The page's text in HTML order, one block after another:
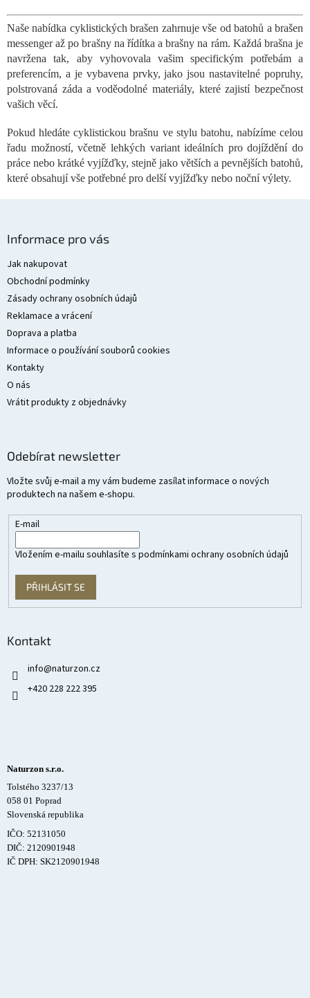
l
á
d
a
c
í
p
k
y
v
ý
Naše nabídka cyklistických brašen zahrnuje vše od batohů a brašen
messenger až po brašny na řídítka a brašny na rám. Každá brašna je
navržena tak, aby vyhovovala vašim specifickým potřebám a
preferencím, a je vybavena prvky, jako jsou nastavitelné popruhy,
polstrovaná záda a voděodolné materiály, které zajistí bezpečnost
vašich věcí.
Pokud hledáte cyklistickou brašnu ve stylu batohu, nabízíme celou
řadu možností, včetně lehkých variant ideálních pro dojíždění do
práce nebo krátké vyjížďky, stejně jako větších a pevnějších batohů,
které obsahují vše potřebné pro delší vyjížďky nebo noční výlety.
Informace pro vás
Jak nakupovat
Obchodní podmínky
Zásady ochrany osobních údajů
Reklamace a vrácení
Doprava a platba
Informace o používání souborů cookies
Kontakty
O nás
Vrátit produkty z objednávky
Odebírat newsletter
Vložte svůj e-mail a my vám budeme zasílat informace o nových
produktech na našem e-shopu.
E-mail
Vložením e-mailu souhlasíte s podmínkami ochrany osobních údajů
PŘIHLÁSIT SE
Kontakt
info@naturzon.cz
+420 228 222 395
Naturzon s.r.o.
Tolstého 3237/13
058 01 Poprad
Slovenská republika
IČO: 52131050
DIČ: 2120901948
IČ DPH: SK2120901948